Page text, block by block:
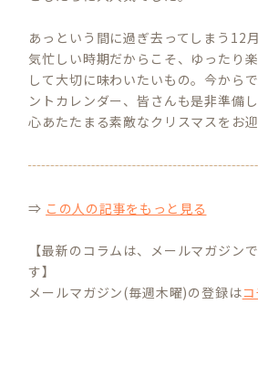
あっという間に過ぎ去ってしまう12月
気忙しい時期だからこそ、ゆったり
して大切に味わいたいもの。今から
ントカレンダー、皆さんも是非準備
心あたたまる素敵なクリスマスをお迎
⇒ この人の記事をもっと見る
【最新のコラムは、メールマガジン
す】
メールマガジン(毎週木曜)の登録は